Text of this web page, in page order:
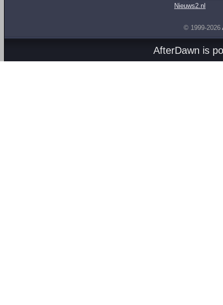
Nieuws2.nl
© 1999-2026
AfterDawn is